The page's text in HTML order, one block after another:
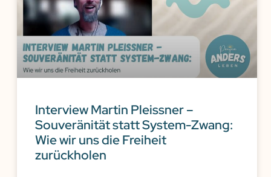
Interview Martin Pleissner –
Souveränität statt System-Zwang:
Wie wir uns die Freiheit
zurückholen